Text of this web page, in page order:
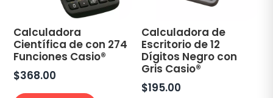
Calculadora
Científica de con 274
Funciones Casio®
$368.00
Calculadora de
Escritorio de 12
Dígitos Negro con
Gris Casio®
$195.00